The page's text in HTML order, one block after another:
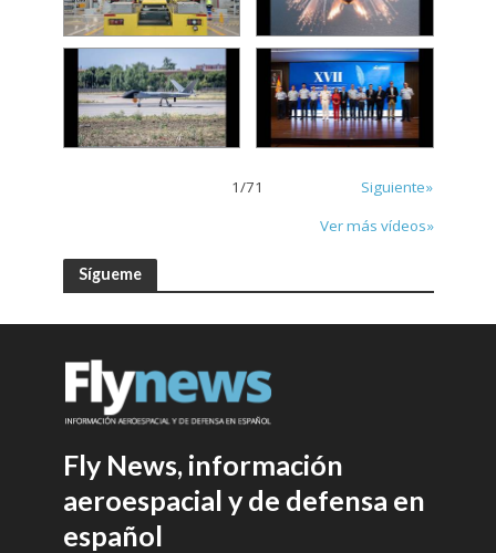
1/71
Siguiente»
Ver más vídeos»
Sígueme
Fly News, información
aeroespacial y de defensa en
español